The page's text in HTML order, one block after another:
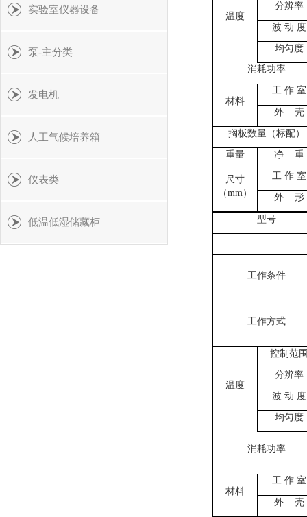
温度
分辨率
波 动 度
均匀度
消耗功率
材料
工 作 室
外 壳
搁板数量（标配）
重量 净 重
尺寸
（mm）
工 作 室
外 形
型号
工作条件
工作方式
温度
控制范
分辨率
波 动 度
均匀度
消耗功率
材料
工 作 室
外 壳
实验室仪器设备
泵-主分类
发电机
人工气候培养箱
仪表类
低温低湿储藏柜